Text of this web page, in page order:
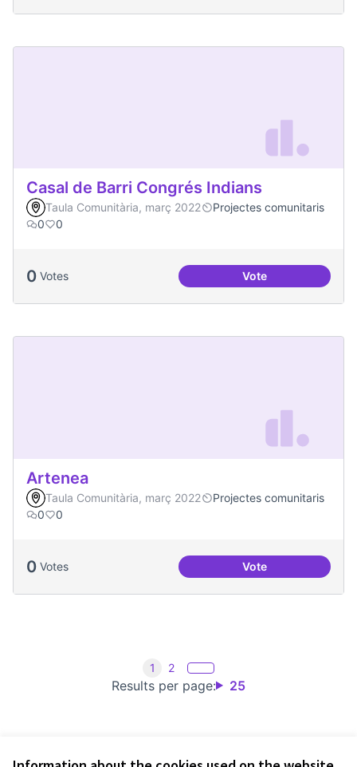
Casal de Barri Congrés Indians
Taula Comunitària, març 2022
Projectes comunitaris
0
0
0 Votes VoteCasal de Barri
Artenea
Taula Comunitària, març 2022
Projectes comunitaris
0
0
0 Votes VoteArtenea
Results per page: 25
1 2